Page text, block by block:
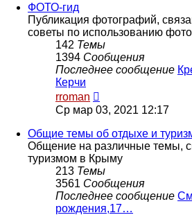
ФОТО-гид
Публикация фотографий,
советы по использованию
142 Темы
1394 Сообщения
Последнее сообщение
Керчи
rroman
к
последнему
сообщению
Ср мар 03, 2021 12:17
Общие темы об отдыхе и
Общение на различные темы,
туризмом в Крыму
213 Темы
3561 Сообщения
Последнее сообщение
рождения,17…